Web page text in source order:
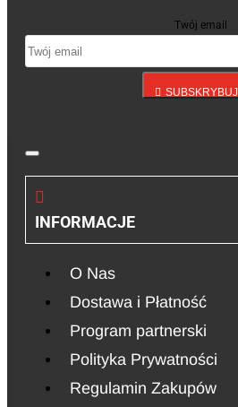
Twój email
SUBSKRYBUJ
INFORMACJE
O Nas
Dostawa i Płatność
Program partnerski
Polityka Prywatności
Regulamin Zakupów